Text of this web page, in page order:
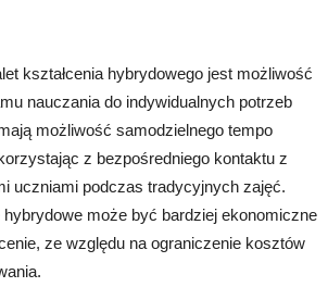
kształcenia hybrydowego jest możliwość
nauczania do indywidualnych potrzeb
możliwość samodzielnego tempo
z bezpośredniego kontaktu z
uczniami podczas tradycyjnych zajęć.
hybrydowe może być bardziej ekonomiczne
ze względu na ograniczenie kosztów